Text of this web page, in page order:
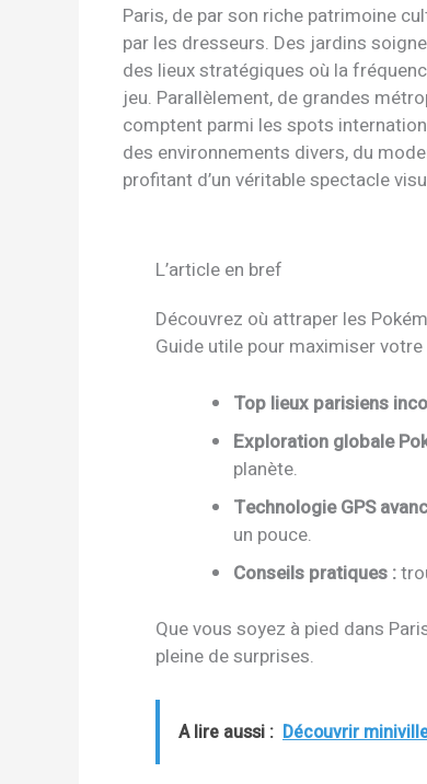
Paris, de par son riche patrimoine
par les dresseurs. Des jardins
des lieux stratégiques où la
jeu. Parallèlement, de grandes
comptent parmi les spots
des environnements divers, du
profitant d’un véritable spectacle
L’article en bref
Découvrez où attraper les
Guide utile pour maximiser
Top lieux parisiens
Exploration globale
planète.
Technologie GPS
un pouce.
Conseils pratiques :
Que vous soyez à pied dans
pleine de surprises.
A lire aussi : Découvrir